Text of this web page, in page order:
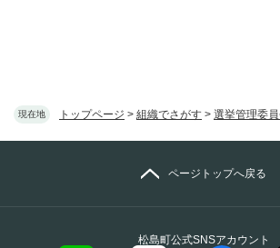
現在地 トップページ > 組織でさがす > 選挙管理委
松島町公式SNSアカウント
ページトップへ戻る